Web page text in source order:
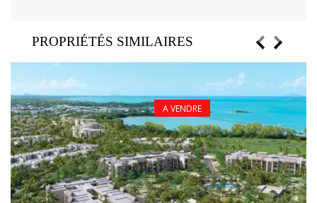
PROPRIÉTÉS SIMILAIRES
A VENDRE